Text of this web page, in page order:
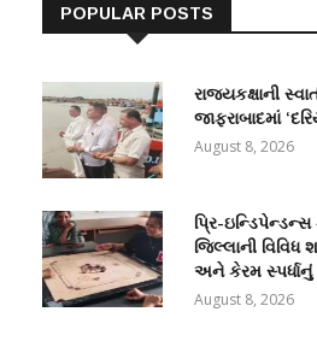
POPULAR POSTS
રાજ્યકક્ષાની
જાફરાબાદમાં
August 8, 2026
પ્રિ-
જિલ્લાની
અને કેરમ
August 8, 2026